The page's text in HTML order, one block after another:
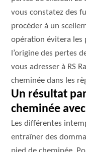
vous constatez des
procéder à un
opération évitera les
l’origine des pertes
vous adresser à RS
cheminée dans les
Un résultat
cheminée
Les différentes
entraîner des